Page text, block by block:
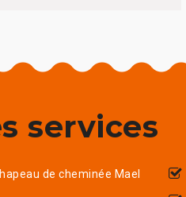
services
de cheminée Mael